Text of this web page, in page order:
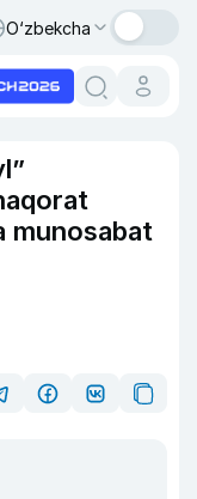
O‘zbekcha
munosabat